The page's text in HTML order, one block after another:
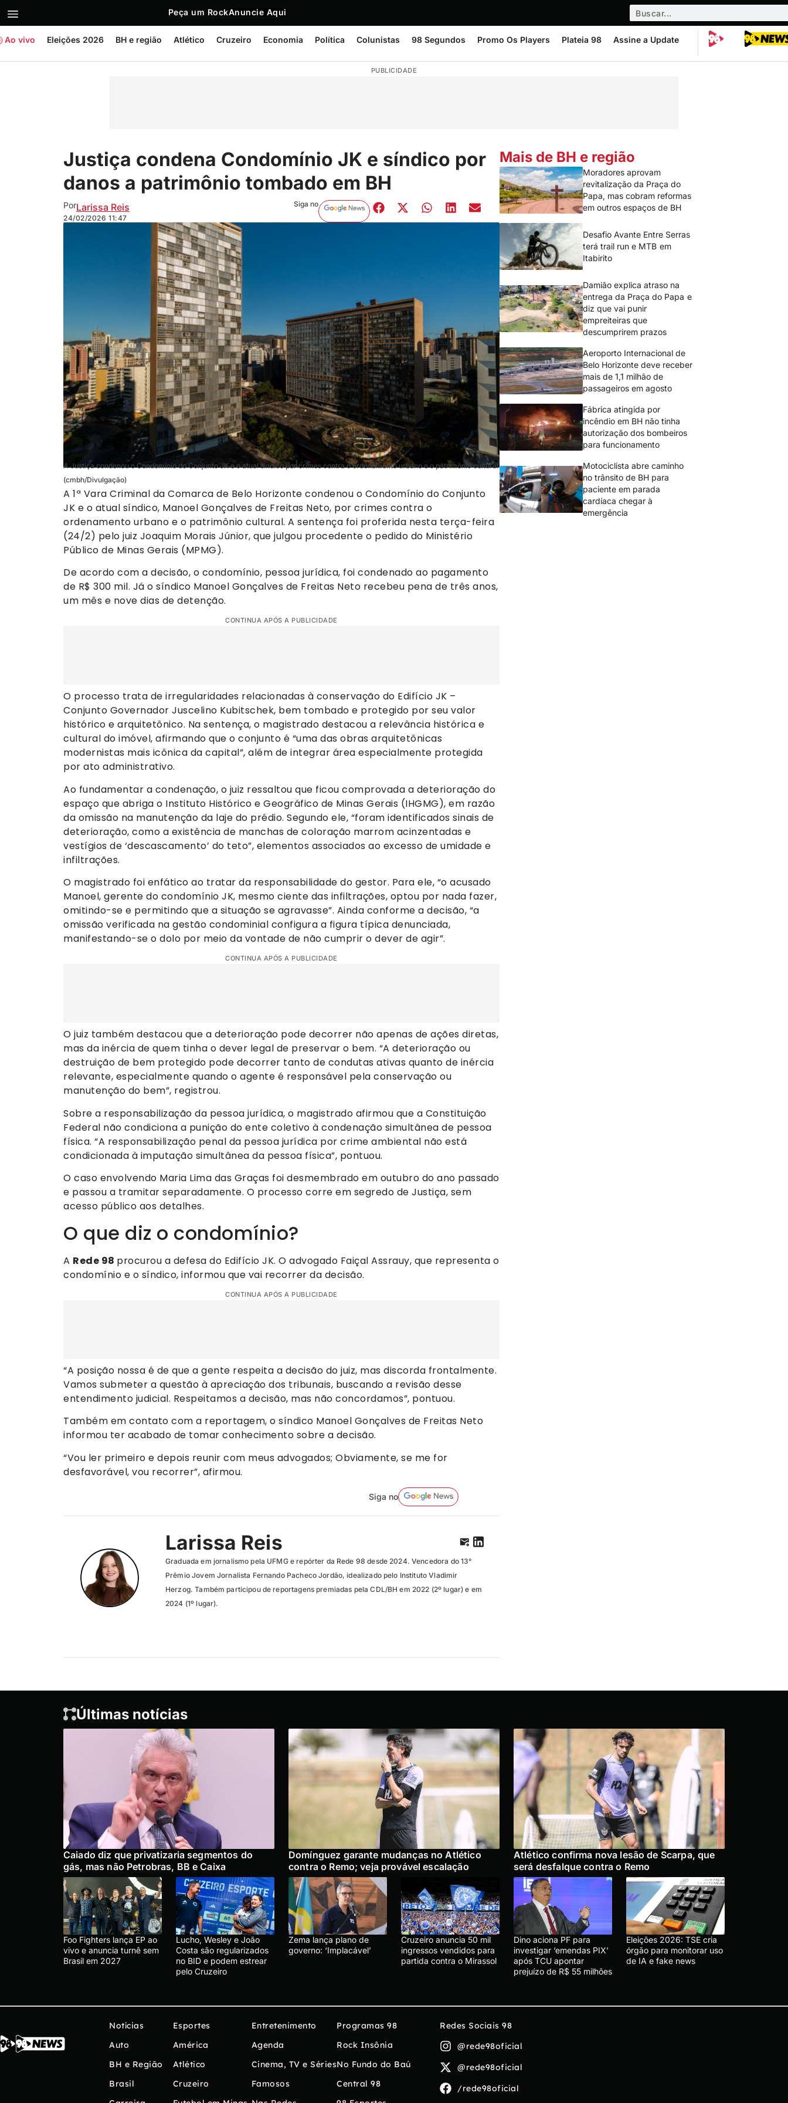
Peça um RockAnuncie Aqui
Ao vivo Eleições 2026 BH e região Atlético Cruzeiro Economia Política Colunistas 98 Segundos Promo Os Players Plateia 98 Assine a Update
PUBLICIDADE
Justiça condena Condomínio JK e síndico por
danos a patrimônio tombado em BH
PorLarissa Reis
24/02/2026 11:47
Siga no
A Justiça condenou o Condomínio do Conjunto JK e o atual síndico por crimes contra o ordenamento urbano e o patrimônio cultural
(cmbh/Divulgação)
A 1ª Vara Criminal da Comarca de Belo Horizonte condenou o Condomínio do Conjunto
JK e o atual síndico, Manoel Gonçalves de Freitas Neto, por crimes contra o
ordenamento urbano e o patrimônio cultural. A sentença foi proferida nesta terça-feira
(24/2) pelo juiz Joaquim Morais Júnior, que julgou procedente o pedido do Ministério
Público de Minas Gerais (MPMG).
De acordo com a decisão, o condomínio, pessoa jurídica, foi condenado ao pagamento
de R$ 300 mil. Já o síndico Manoel Gonçalves de Freitas Neto recebeu pena de três anos,
um mês e nove dias de detenção.
CONTINUA APÓS A PUBLICIDADE
O processo trata de irregularidades relacionadas à conservação do Edifício JK –
Conjunto Governador Juscelino Kubitschek, bem tombado e protegido por seu valor
histórico e arquitetônico. Na sentença, o magistrado destacou a relevância histórica e
cultural do imóvel, afirmando que o conjunto é “uma das obras arquitetônicas
modernistas mais icônica da capital”, além de integrar área especialmente protegida
por ato administrativo.
Ao fundamentar a condenação, o juiz ressaltou que ficou comprovada a deterioração do
espaço que abriga o Instituto Histórico e Geográfico de Minas Gerais (IHGMG), em razão
da omissão na manutenção da laje do prédio. Segundo ele, “foram identificados sinais de
deterioração, como a existência de manchas de coloração marrom acinzentadas e
vestígios de ‘descascamento’ do teto”, elementos associados ao excesso de umidade e
infiltrações.
O magistrado foi enfático ao tratar da responsabilidade do gestor. Para ele, “o acusado
Manoel, gerente do condomínio JK, mesmo ciente das infiltrações, optou por nada fazer,
omitindo-se e permitindo que a situação se agravasse”. Ainda conforme a decisão, “a
omissão verificada na gestão condominial configura a figura típica denunciada,
manifestando-se o dolo por meio da vontade de não cumprir o dever de agir”.
CONTINUA APÓS A PUBLICIDADE
O juiz também destacou que a deterioração pode decorrer não apenas de ações diretas,
mas da inércia de quem tinha o dever legal de preservar o bem. “A deterioração ou
destruição de bem protegido pode decorrer tanto de condutas ativas quanto de inércia
relevante, especialmente quando o agente é responsável pela conservação ou
manutenção do bem”, registrou.
Sobre a responsabilização da pessoa jurídica, o magistrado afirmou que a Constituição
Federal não condiciona a punição do ente coletivo à condenação simultânea de pessoa
física. “A responsabilização penal da pessoa jurídica por crime ambiental não está
condicionada à imputação simultânea da pessoa física”, pontuou.
O caso envolvendo Maria Lima das Graças foi desmembrado em outubro do ano passado
e passou a tramitar separadamente. O processo corre em segredo de Justiça, sem
acesso público aos detalhes.
O que diz o condomínio?
A Rede 98 procurou a defesa do Edifício JK. O advogado Faiçal Assrauy, que representa o
condomínio e o síndico, informou que vai recorrer da decisão.
CONTINUA APÓS A PUBLICIDADE
“A posição nossa é de que a gente respeita a decisão do juiz, mas discorda frontalmente.
Vamos submeter a questão à apreciação dos tribunais, buscando a revisão desse
entendimento judicial. Respeitamos a decisão, mas não concordamos”, pontuou.
Também em contato com a reportagem, o síndico Manoel Gonçalves de Freitas Neto
informou ter acabado de tomar conhecimento sobre a decisão.
“Vou ler primeiro e depois reunir com meus advogados; Obviamente, se me for
desfavorável, vou recorrer”, afirmou.
Siga no
Larissa Reis
Graduada em jornalismo pela UFMG e repórter da Rede 98 desde 2024. Vencedora do 13°
Prêmio Jovem Jornalista Fernando Pacheco Jordão, idealizado pelo Instituto Vladimir
Herzog. Também participou de reportagens premiadas pela CDL/BH em 2022 (2º lugar) e em
2024 (1º lugar).
Mais de BH e região
Moradores aprovam
revitalização da Praça do
Papa, mas cobram reformas
em outros espaços de BH
Desafio Avante Entre Serras
terá trail run e MTB em
Itabirito
Damião explica atraso na
entrega da Praça do Papa e
diz que vai punir
empreiteiras que
descumprirem prazos
Aeroporto Internacional de
Belo Horizonte deve receber
mais de 1,1 milhão de
passageiros em agosto
Fábrica atingida por
incêndio em BH não tinha
autorização dos bombeiros
para funcionamento
Motociclista abre caminho
no trânsito de BH para
paciente em parada
cardíaca chegar à
emergência
Últimas notícias
Caiado diz que privatizaria segmentos do
gás, mas não Petrobras, BB e Caixa
Domínguez garante mudanças no Atlético
contra o Remo; veja provável escalação
Atlético confirma nova lesão de Scarpa, que
será desfalque contra o Remo
Foo Fighters lança EP ao
vivo e anuncia turnê sem
Brasil em 2027
Lucho, Wesley e João
Costa são regularizados
no BID e podem estrear
pelo Cruzeiro
Zema lança plano de
governo: ‘Implacável’
Cruzeiro anuncia 50 mil
ingressos vendidos para
partida contra o Mirassol
Dino aciona PF para
investigar ‘emendas PIX’
após TCU apontar
prejuízo de R$ 55 milhões
Eleições 2026: TSE cria
órgão para monitorar uso
de IA e fake news
Notícias
Auto
BH e Região
Brasil
Esportes
América
Atlético
Cruzeiro
Entretenimento
Agenda
Cinema, TV e Séries
Famosos
Programas 98
Rock Insônia
No Fundo do Baú
Central 98
Redes Sociais 98
@rede98oficial
@rede98oficial
/rede98oficial